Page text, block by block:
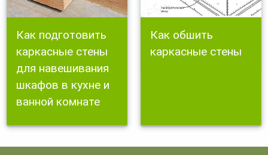
Как подготовить
каркасные стены
для навешивания
шкафов в кухне и
ванной комнате
Как обшить
каркасные стены